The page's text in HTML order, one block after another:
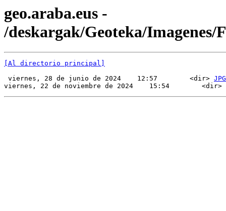
geo.araba.eus -
/deskargak/Geoteka/Imagenes/
[Al directorio principal]
viernes, 28 de junio de 2024    12:57        <dir> JPG
viernes, 22 de noviembre de 2024    15:54        <dir>